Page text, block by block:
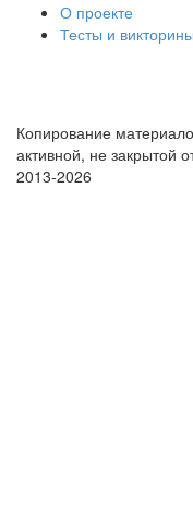
О проекте
Тесты и викторины
Копирование
активной, не закрытой
2013-2026